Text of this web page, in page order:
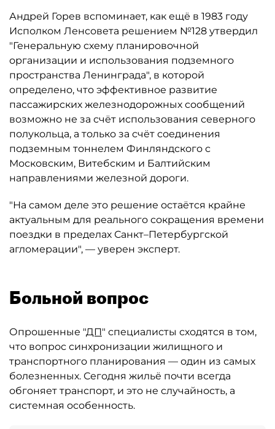
Андрей Горев вспоминает, как ещё в 1983 году
Исполком Ленсовета решением №128 утвердил
"Генеральную схему планировочной
организации и использования подземного
пространства Ленинграда", в которой
определено, что эффективное развитие
пассажирских железнодорожных сообщений
возможно не за счёт использования северного
полукольца, а только за счёт соединения
подземным тоннелем Финляндского с
Московским, Витебским и Балтийским
направлениями железной дороги.
"На самом деле это решение остаётся крайне
актуальным для реального сокращения времени
поездки в пределах Санкт–Петербургской
агломерации", — уверен эксперт.
Больной вопрос
Опрошенные "ДП" специалисты сходятся в том,
что вопрос синхронизации жилищного и
транспортного планирования — один из самых
болезненных. Сегодня жильё почти всегда
обгоняет транспорт, и это не случайность, а
системная особенность.